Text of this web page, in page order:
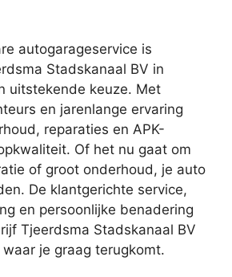
autogarageservice is
Stadskanaal BV in
uitstekende keuze. Met
en jarenlange ervaring
reparaties en APK-
Of het nu gaat om
of groot onderhoud, je auto
De klantgerichte service,
en persoonlijke benadering
Tjeerdsma Stadskanaal BV
je graag terugkomt.